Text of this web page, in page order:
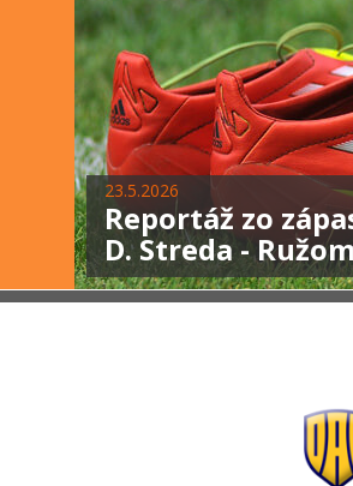
23.5.2026
Reportáž zo
D. Streda -